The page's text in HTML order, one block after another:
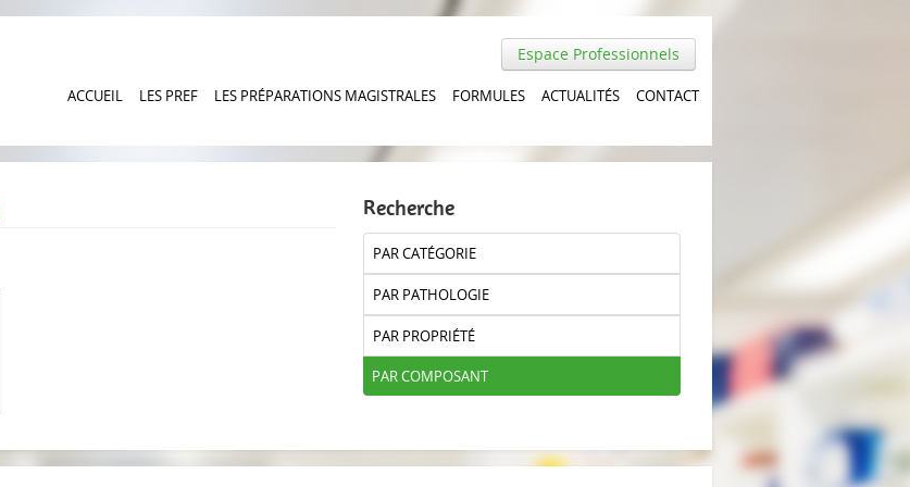
Espace Professionnels
ACCUEIL LES PREF LES PRÉPARATIONS MAGISTRALES FORMULES ACTUALITÉS CONTACT
Recherche
PAR CATÉGORIE
PAR PATHOLOGIE
PAR PROPRIÉTÉ
PAR COMPOSANT